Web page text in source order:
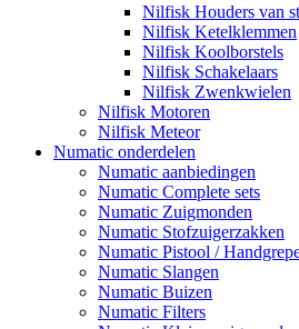
Nilfisk Houders van
Nilfisk Ketelklemmen
Nilfisk Koolborstels
Nilfisk Schakelaars
Nilfisk Zwenkwielen
Nilfisk Motoren
Nilfisk Meteor
Numatic onderdelen
Numatic aanbiedingen
Numatic Complete sets
Numatic Zuigmonden
Numatic Stofzuigerzakken
Numatic Pistool /
Numatic Slangen
Numatic Buizen
Numatic Filters